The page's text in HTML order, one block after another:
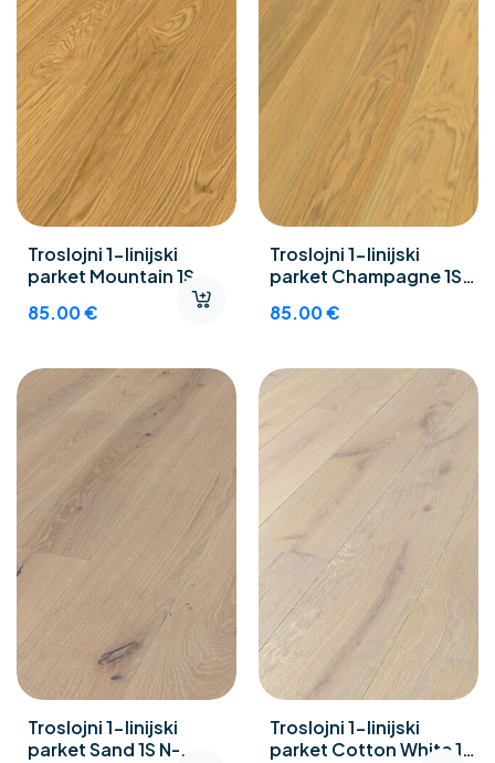
Troslojni 1-linijski
parket Mountain 1S
85.00€
Troslojni 1-linijski
parket Champagne 1S
85.00€
Troslojni 1-linijski
parket Sand 1S N-
Troslojni 1-linijski
parket Cotton White 1S